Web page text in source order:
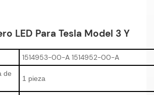
LED Para Tesla Model 3 Y
1514953-00-A 1514952-00-A
de
1 pieza